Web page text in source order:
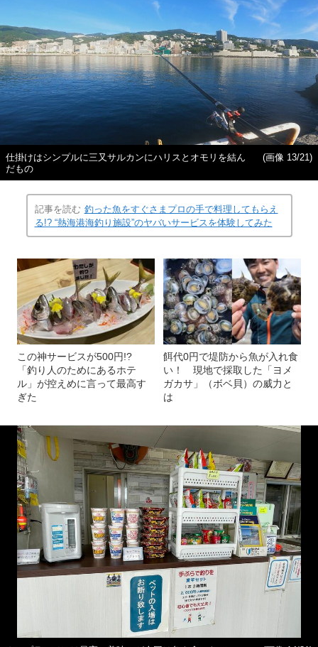
仕掛けはシンプルに三又サルカンにハリスとオモリを結ん
だもの
(画像 13/21)
記事を読む 釣った魚をすぐさまプロの手で料理してもらえ
る!? “熱海港海釣り施設”のヤバいサービスを体験してみた
この神サービスが500円!?
「釣り人のためにあるホテ
ル」が控えめに言って最高す
ぎた
餌代0円で堤防から魚が入れ食
い！ 現地で採取した「ヨメ
ガカサ」（ボベ貝）の威力と
は